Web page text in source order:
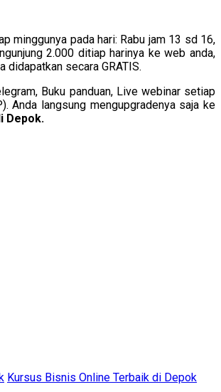
minggunya pada hari: Rabu jam 13 sd 16,
2.000 ditiap harinya ke web anda,
secara GRATIS.
Buku panduan, Live webinar setiap
Anda langsung mengupgradenya saja ke
Depok.
Kursus Bisnis Online Terbaik di Depok